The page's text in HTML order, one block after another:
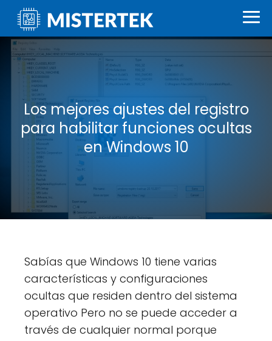
Los mejores ajustes del registro
para habilitar funciones ocultas
en Windows 10
Sabías que Windows 10 tiene varias
características y configuraciones
ocultas que residen dentro del sistema
operativo Pero no se puede acceder a
través de cualquier normal porque